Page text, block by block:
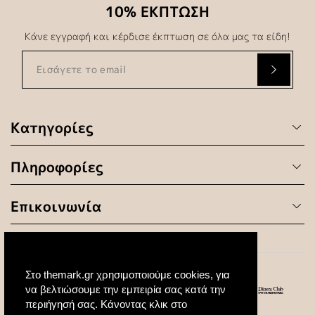
Στο themark.gr χρησιμοποιούμε cookies, για
να βελτιώσουμε την εμπειρία σας κατά την
περιήγησή σας. Κάνοντας κλικ στο
Κατηγορίες
Πληροφορίες
Επικοινωνία
10% ΕΚΠΤΩΣΗ
Κάνε εγγραφή και κέρδισε έκπτωση σε όλα μας τα είδη!